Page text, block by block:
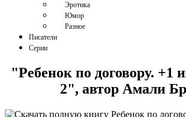
Эротика
Юмор
Разное
Писатели
Серии
"Ребенок по договору. +1
2", автор Амали